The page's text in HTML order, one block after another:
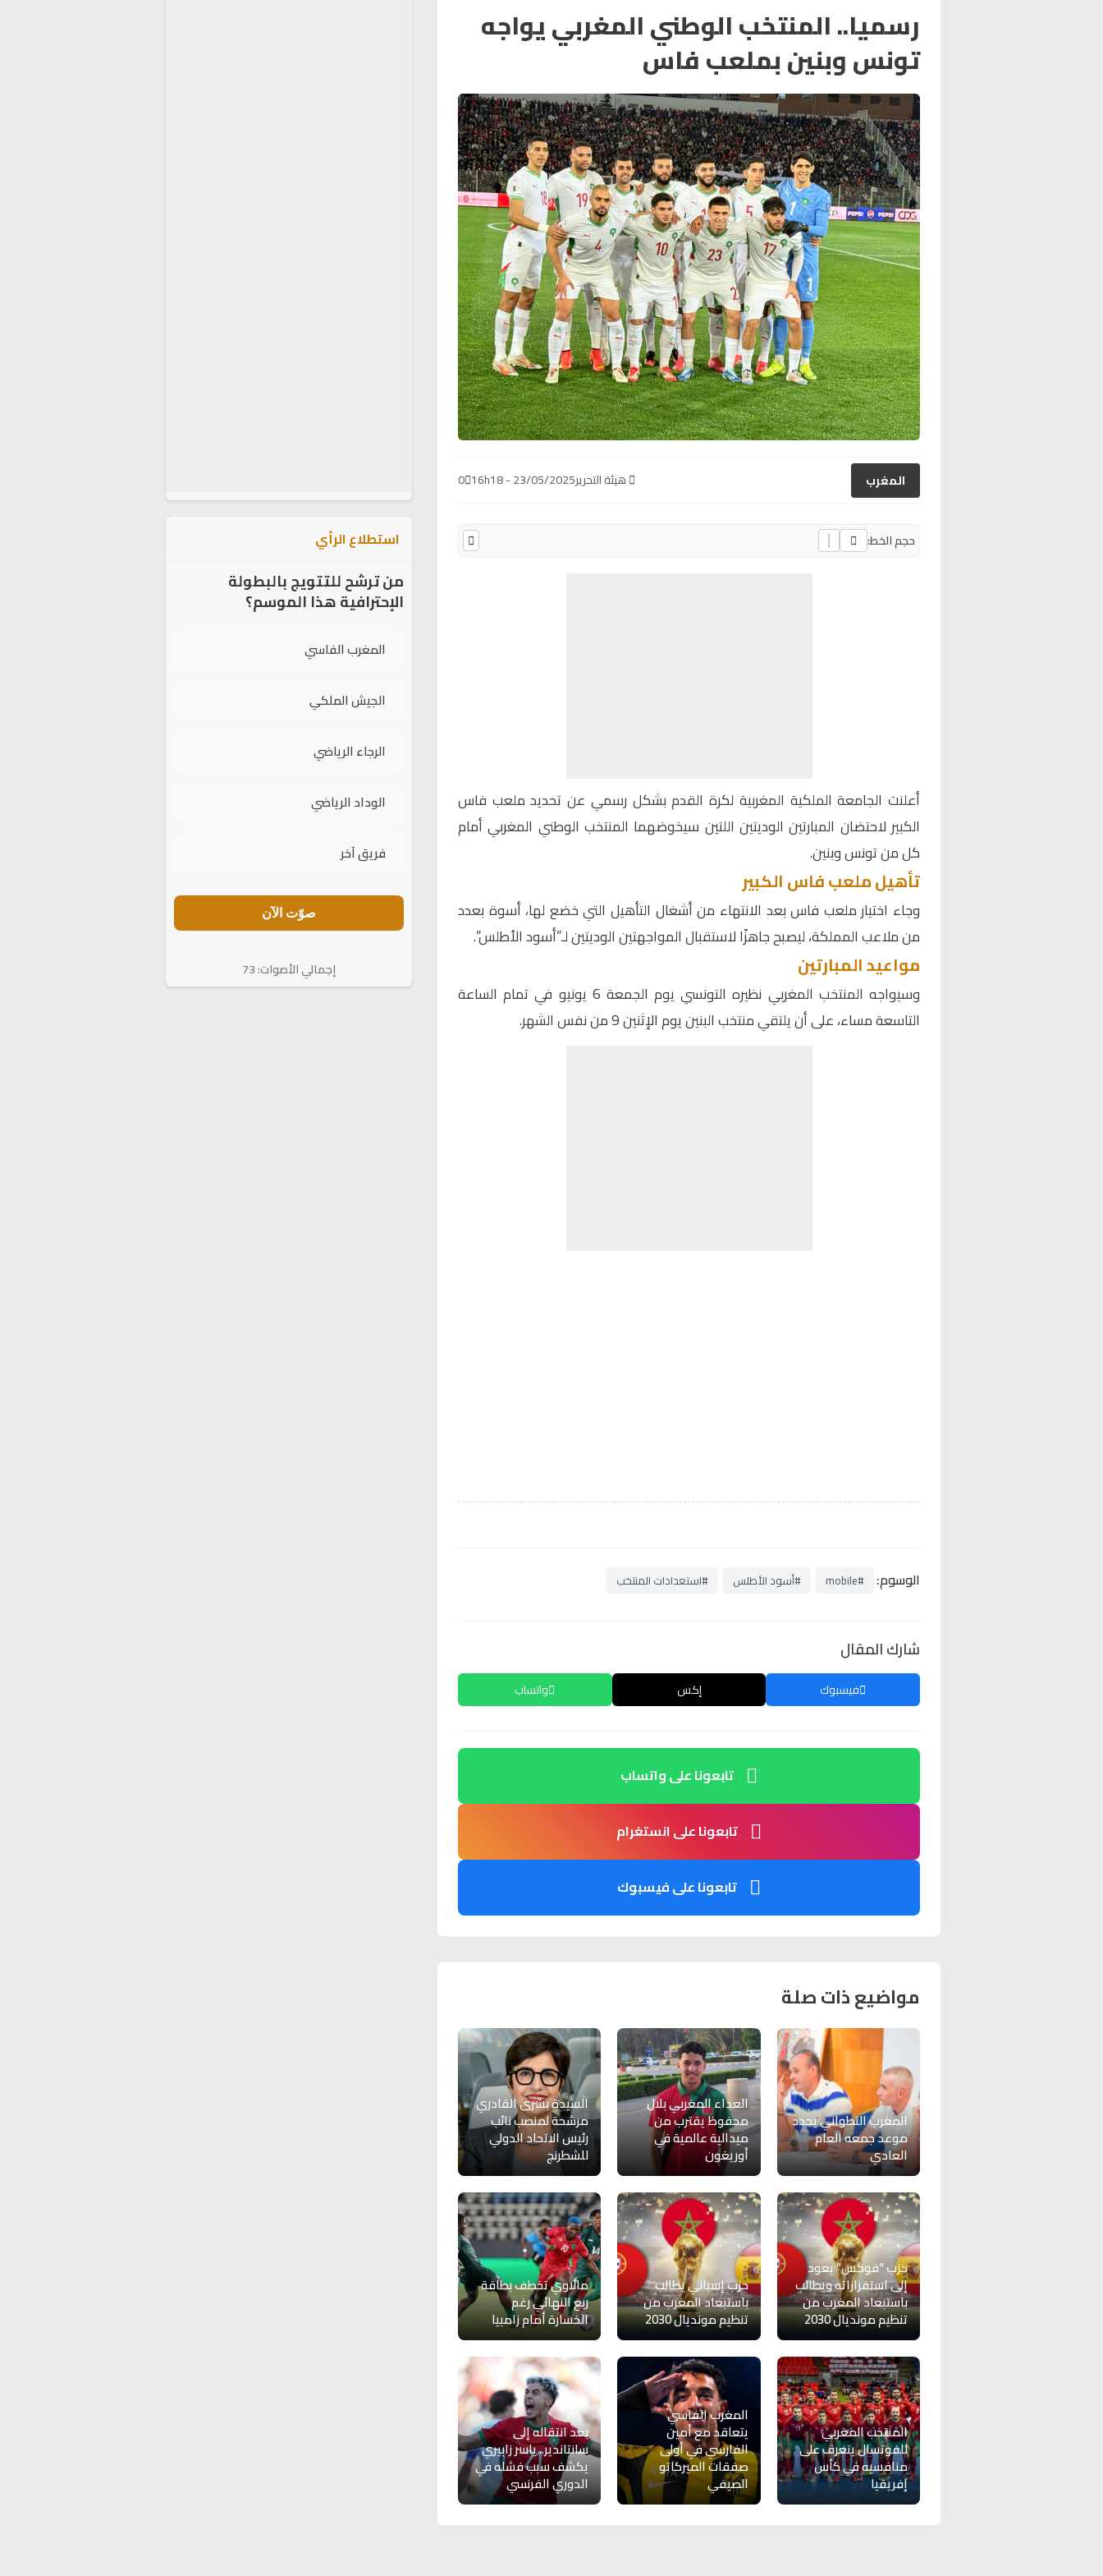
رسميا.. المنتخب الوطني المغربي يواجه
تونس وبنين بملعب فاس
المغرب هيئة التحرير23/05/2025 - 16h18
0
حجم الخط:
أعلنت الجامعة الملكية المغربية لكرة القدمبشكل رسمي عن تحديد ملعب فاس
الكبير لاحتضان المبارتين الوديتين اللتين سيخوضهما المنتخب الوطني المغربي أمام
كل من تونس وبنين.
تأهيل ملعب فاس الكبير
وجاء اختيار ملعب فاس بعد الانتهاء من أشغال التأهيل التي خضع لها، أسوة بعدد
من ملاعب المملكة، ليصبح جاهزًا لاستقبال المواجهتين الوديتين لـ”أسود الأطلس”.
مواعيد المبارتين
وسيواجه المنتخب المغربي نظيره التونسي يوم الجمعة 6 يونيو في تمام الساعة
التاسعة مساء، على أن يلتقي منتخب البنين يوم الإثنين 9 من نفس الشهر.
الوسوم: #mobile #أسود الأطلس #استعدادات المنتخب
شارك المقال
فيسبوك إكس واتساب
تابعونا على واتساب
تابعونا على انستغرام
تابعونا على فيسبوك
مواضيع ذات صلة
المغرب التطواني يحدد
موعد جمعه العام
العادي
العداء المغربي بلال
محفوظ يقترب من
ميدالية عالمية في
أوريغون
السيدة بشرى القادري
مرشحة لمنصب نائب
رئيس الاتحاد الدولي
للشطرنج
حزب “فوكس” يعود
إلى استفزازاته ويطالب
باستبعاد المغرب من
تنظيم مونديال 2030
حزب إسباني يطالب
باستبعاد المغرب من
تنظيم مونديال 2030
مالاوي تخطف بطاقة
ربع النهائي رغم
الخسارة أمام زامبيا
المنتخب المغربي
للفوتسال يتعرف على
منافسيه في كأس
إفريقيا
المغرب الفاسي
يتعاقد مع أمين
الفارسي في أولى
صفقات الميركاتو
الصيفي
بعد انتقاله إلى
سانتاندير.. ياسر زابيري
يكشف سبب فشله في
الدوري الفرنسي
استطلاع الرأي
من ترشح للتتويج بالبطولة
الإحترافية هذا الموسم؟
المغرب الفاسي
الجيش الملكي
الرجاء الرياضي
الوداد الرياضي
فريق آخر
صوّت الآن
إجمالي الأصوات: 73